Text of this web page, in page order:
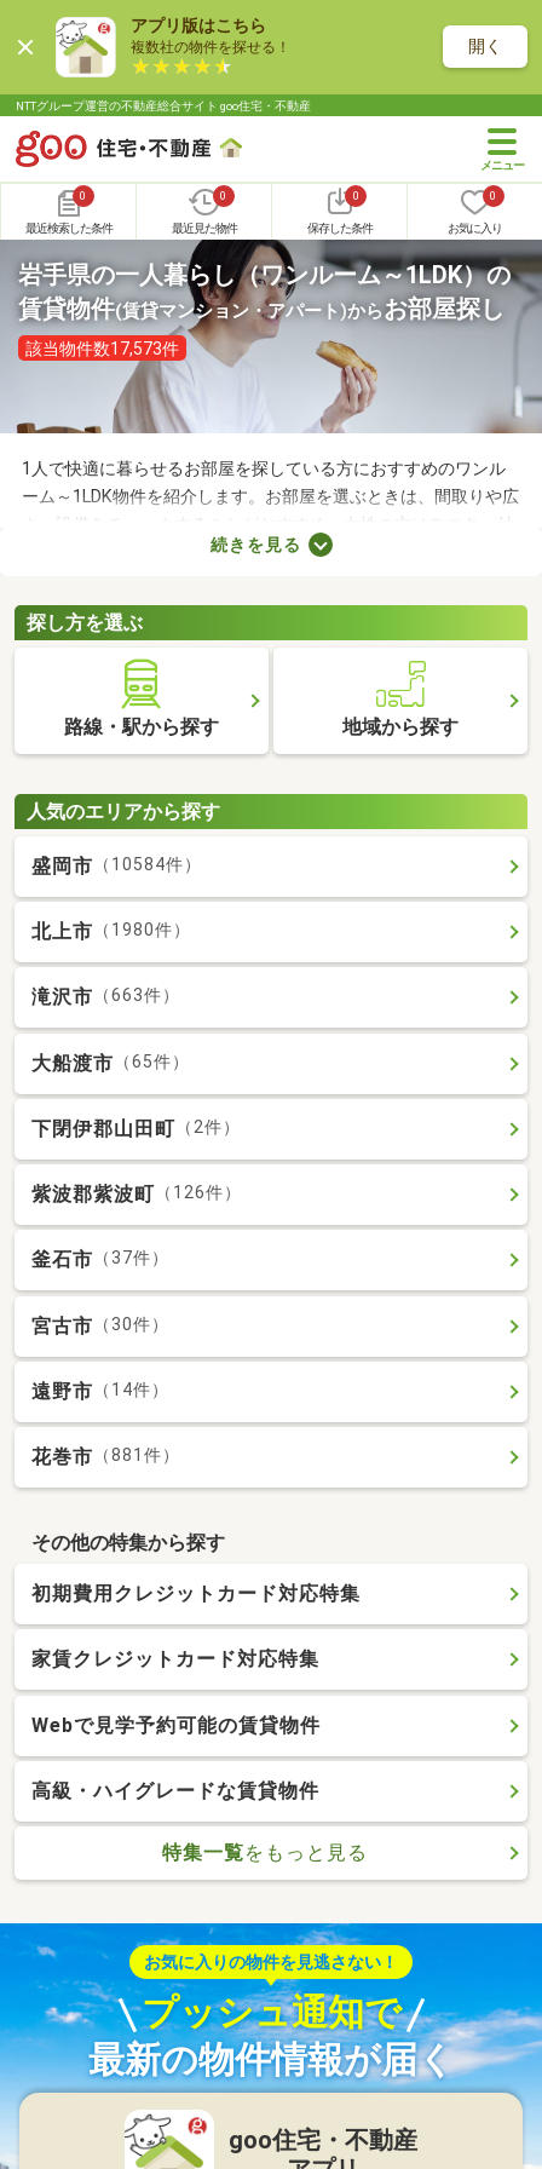
アプリ版はこちら
複数社の物件を探せる！ 開く
NTTグループ運営の不動産総合サイト goo住宅・不動産
0
最近検索した条件
0
最近見た物件
0
保存した条件
0
お気に入り
岩手県の一人暮らし（ワンルーム～1LDK）の
賃貸物件(賃貸マンション・アパート)からお部屋探し
該当物件数17,573件
1人で快適に暮らせるお部屋を探している方におすすめのワンル
ーム～1LDK物件を紹介します。お部屋を選ぶときは、間取りや広
さ、設備をチェックすることがおすすめ。女性の方はモニター付
きインターホンやオートロックの有無も見ておきましょう。セキ
れば、自分だけのくつろぎの空間を手に入れられますよ。
続きを見る
探し方を選ぶ
路線・駅から探す 地域から探す
人気のエリアから探す
盛岡市 （10584件）
北上市 （1980件）
滝沢市 （663件）
大船渡市 （65件）
下閉伊郡山田町 （2件）
紫波郡紫波町 （126件）
釜石市 （37件）
宮古市 （30件）
遠野市 （14件）
花巻市 （881件）
その他の特集から探す
初期費用クレジットカード対応特集
家賃クレジットカード対応特集
Webで見学予約可能の賃貸物件
高級・ハイグレードな賃貸物件
特集一覧をもっと見る
お気に入りの物件を見逃さない！
プッシュ通知で
最新の物件情報が届く
goo住宅・不動産